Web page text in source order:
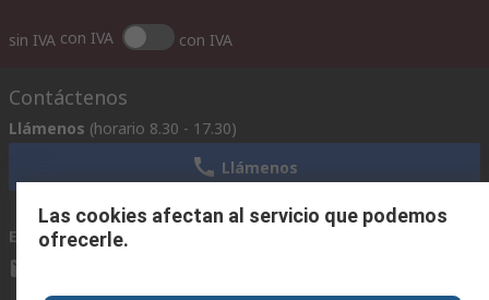
sin IVA con IVA con IVA
Contáctenos
Llámenos (horario 8.30 - 17.30)
Llámenos
Envíenos un email
Las cookies afectan al servicio que podemos
ofrecerle.